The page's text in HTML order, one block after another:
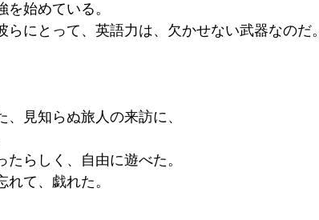
を始めている。
らにとって、英語力は、欠かせない武器なのだ。
、見知らぬ旅人の来訪に、
たらしく、自由に遊べた。
れて、戯れた。